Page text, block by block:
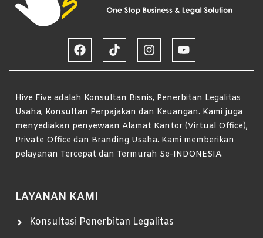
Hive Five adalah Konsultan Bisnis, Penerbitan Legalitas
Usaha, Konsultan Perpajakan dan Keuangan. Kami juga
menyediakan penyewaan Alamat Kantor (Virtual Office),
Private Office dan Branding Usaha. Kami memberikan
pelayanan Tercepat dan Termurah Se-INDONESIA.
LAYANAN KAMI
Konsultasi Penerbitan Legalitas